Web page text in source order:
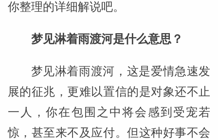
你整理的详细解说吧。
梦见淋着雨渡河是什么意思？
梦见淋着雨渡河，这是爱情急速发
展的征兆，更难以置信的是对象还不止
一人，你在包围之中将会感到受宠若
惊，甚至来不及应付。但这种好事不会